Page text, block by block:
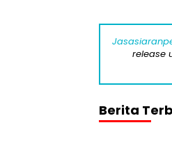
release
Berita